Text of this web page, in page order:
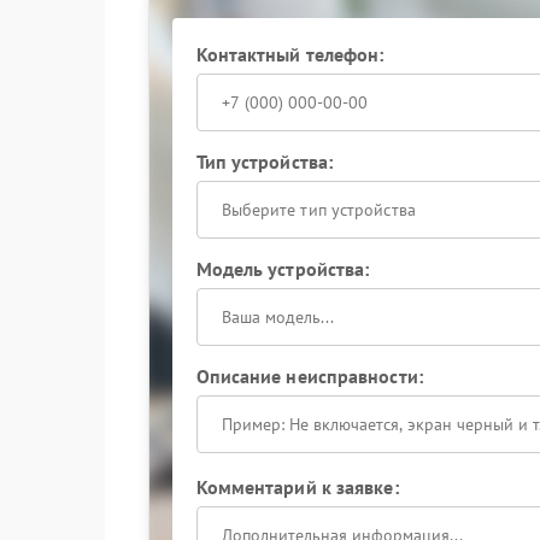
Специалисты заменяют только те
устройства.
Сервисный центр Hiden располагает
Такой подход помогает точно определить
Доверьте решение проблемы
повторные сбои. Обратитесь к специалистам,
Контактный телефон:
Тип устройства:
Выберите тип устройства
Модель устройства:
Описание неисправности:
Комментарий к заявке: